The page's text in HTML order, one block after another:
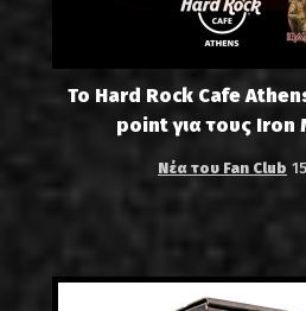
Το Hard Rock Cafe
point για τους Iron
Νέα του Fan Club